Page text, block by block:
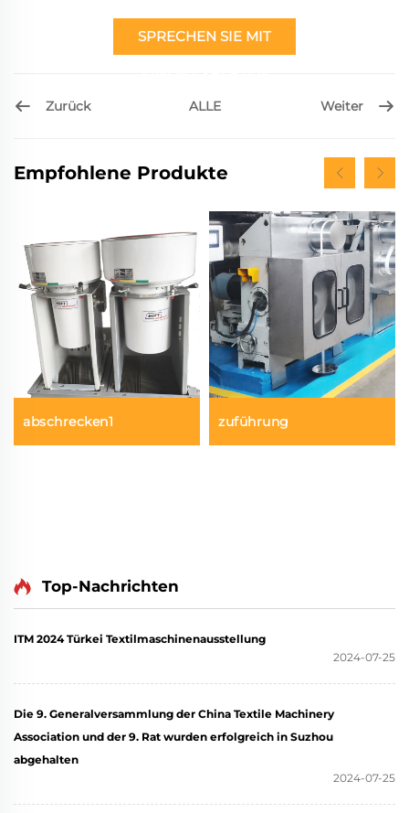
SPRECHEN SIE MIT
Zurück ALLE Weiter
Empfohlene Produkte
abschrecken1 zuführung
Top-Nachrichten
ITM 2024 Türkei Textilmaschinenausstellung
2024-07-25
Die 9. Generalversammlung der China Textile Machinery
Association und der 9. Rat wurden erfolgreich in Suzhou
abgehalten
2024-07-25